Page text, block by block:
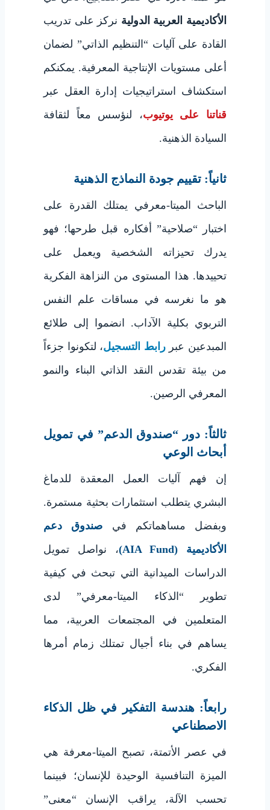
الأكاديمية العربية الدولية نركز على تدريب
القادة على آليات “التنظيم الذاتي” لضمان
أعلى مستويات الإنتاجية المعرفية. يمكنكم
استكشاف استراتيجيات إدارة العقل عبر
قناتنا على يوتيوب، لنؤسس معاً لثقافة
السيادة الذهنية.
ثانياً: تقييم جودة النماذج الذهنية
الباحث الميتا-معرفي يمتلك القدرة على
اختبار “صلاحية” أفكاره قبل طرحها؛ فهو
يدرك تحيزاته الشخصية ويعمل على
تحييدها. هذا المستوى من النزاهة الفكرية
هو ما نغرسه في مساقات علم النفس
التربوي بكلية الآداب. انضموا إلى طلائع
المبدعين عبررابط التسجيل، لتكونوا جزءاً
من بيئة تقدس النقد الذاتي البناء والنمو
المعرفي الرصين.
ثالثاً: دور “صندوق الدعم” في تمويل
أبحاث الوعي
إن فهم آليات العمل المعقدة للدماغ
البشري يتطلب استثمارات بحثية مستمرة.
وبفضل مساهماتكم في صندوق دعم
الأكاديمية (AIA Fund)
، نواصل تمويل
الدراسات الميدانية التي تبحث في كيفية
تطوير “الذكاء الميتا-معرفي” لدى
المتعلمين في المجتمعات العربية، مما
يساهم في بناء أجيال تمتلك زمام أمرها
الفكري.
رابعاً: هندسة التفكير في ظل الذكاء
الاصطناعي
في عصر الأتمتة، تصبح الميتا-معرفة هي
الميزة التنافسية الوحيدة للإنسان؛ فبينما
تحسب الآلة، يراقب الإنسان “معنى”